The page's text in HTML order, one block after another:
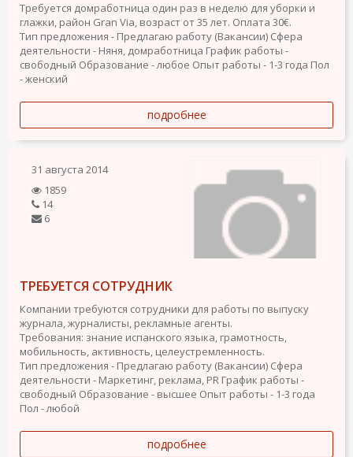
Требуется домработница один раз в неделю для уборки и
глажки, район Gran Via, возраст от 35 лет. Оплата 30€.
Тип предложения - Предлагаю работу (Вакансии) Сфера
деятельности - Няня, домработница График работы -
свободный Образование - любое Опыт работы - 1-3 года Пол
- женский
подробнее
31 августа 2014
1859
14
6
ТРЕБУЕТСЯ СОТРУДНИК
Компании требуются сотрудники для работы по выпуску
журнала, журналисты, рекламные агенты.
Требования: знание испанского языка, грамотность,
мобильность, активность, целеустремленность.
Тип предложения - Предлагаю работу (Вакансии) Сфера
деятельности - Маркетинг, реклама, PR График работы -
свободный Образование - высшее Опыт работы - 1-3 года
Пол - любой
подробнее